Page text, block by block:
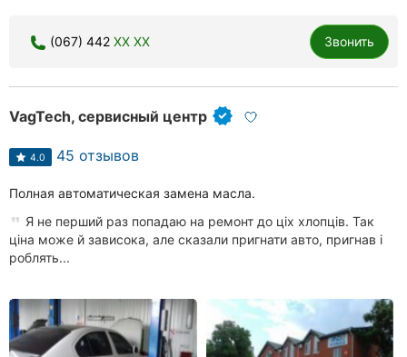
(067) 442 XX XX Звонить
VagTech, сервисный центр
4.0 45 отзывов
Полная автоматическая замена масла.
Я не перший раз попадаю на ремонт до ціх хлопців. Так
ціна може й зависока, але сказали пригнати авто, пригнав і
роблять...